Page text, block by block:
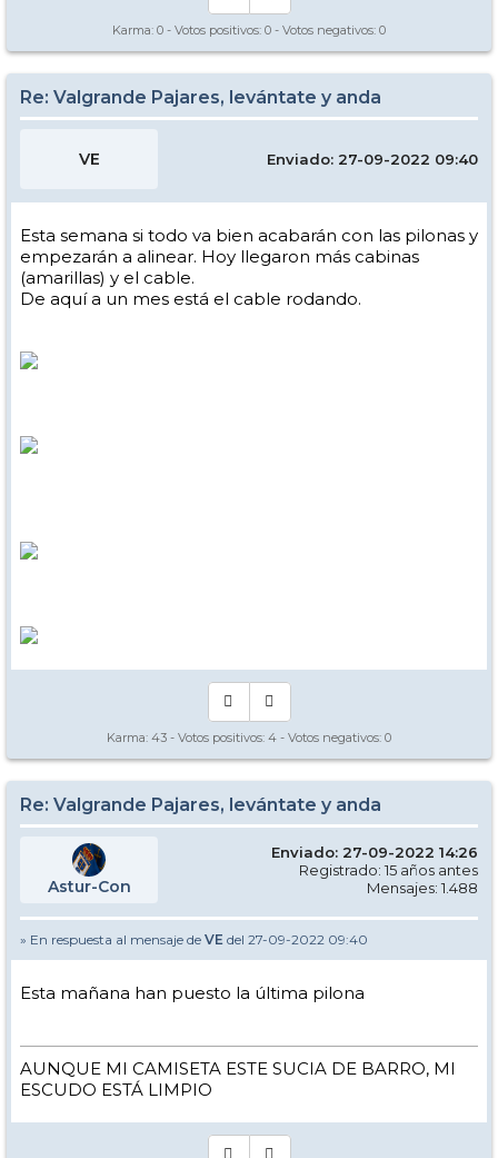
Karma: 0 - Votos positivos: 0 - Votos negativos: 0
Re: Valgrande Pajares, levántate y anda
VE Enviado: 27-09-2022 09:40
Esta semana si todo va bien acabarán con las pilonas y
empezarán a alinear. Hoy llegaron más cabinas
(amarillas) y el cable.
De aquí a un mes está el cable rodando.
Karma: 43 - Votos positivos: 4 - Votos negativos: 0
Re: Valgrande Pajares, levántate y anda
Astur-Con
Enviado: 27-09-2022 14:26
Registrado: 15 años antes
Mensajes: 1.488
» En respuesta al mensaje de VE del 27-09-2022 09:40
Esta mañana han puesto la última pilona
AUNQUE MI CAMISETA ESTE SUCIA DE BARRO, MI
ESCUDO ESTÁ LIMPIO